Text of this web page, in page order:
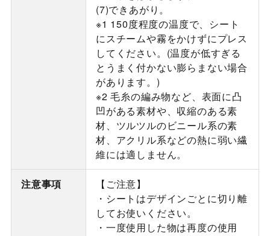
(7)できあがり。
※1 150度程度の温度で、シート
にスチームや霧をかけずにプレス
してください。(温度が低すぎる
とうまく付かない膨らまない場合
があります。)
※2 毛糸の編み物など、表面に凸
凹がある素材や、収縮のある素
材、ツルツルのビニール系の素
材、アクリル系などの熱に弱い繊
維には適しません。
注意事項
【ご注意】
・シートはデザインごとに切り離
してお使いください。
・一度使用した物は再度の使用